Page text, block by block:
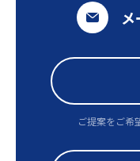
ご提案をご希